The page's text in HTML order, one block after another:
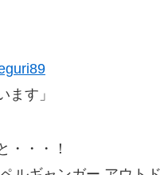
ます」
・・・！